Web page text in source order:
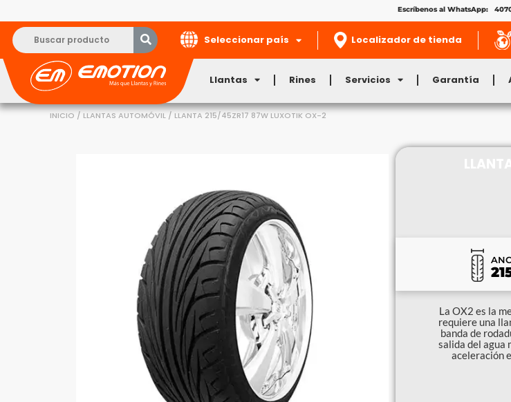
Escríbenos al WhatsApp:
Seleccionar país Localizador de tienda
Llantas Rines Servicios Garantía
INICIO / LLANTAS AUTOMÓVIL / LLANTA 215/45ZR17 87W LUXOTIK OX-2
La OX2 es la
requiere una
banda de
salida del agua
aceleración